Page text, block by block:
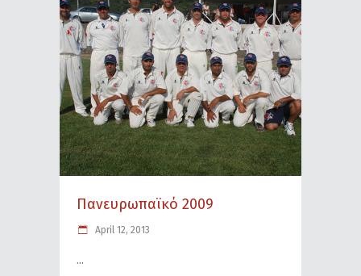
Πανευρωπαϊκό 2009
April 12, 2013